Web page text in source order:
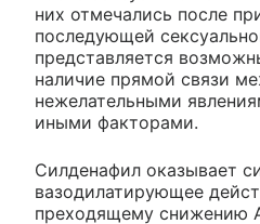
них отмечались после
последующей
представляется
наличие прямой связи
нежелательными
иными факторами.
Силденафил оказывает
вазодилатирующее
преходящему снижению